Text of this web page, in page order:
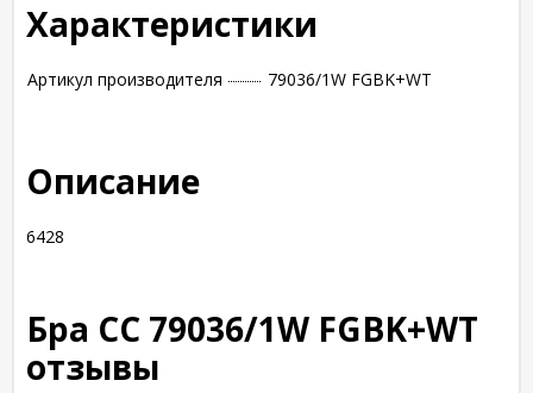
Характеристики
Артикул производителя 79036/1W FGBK+WT
Описание
6428
Бра CC 79036/1W FGBK+WT
отзывы